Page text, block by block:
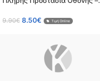
100%, OEM, 0.26mm
9.90€ 8.50€ Τιμή Online